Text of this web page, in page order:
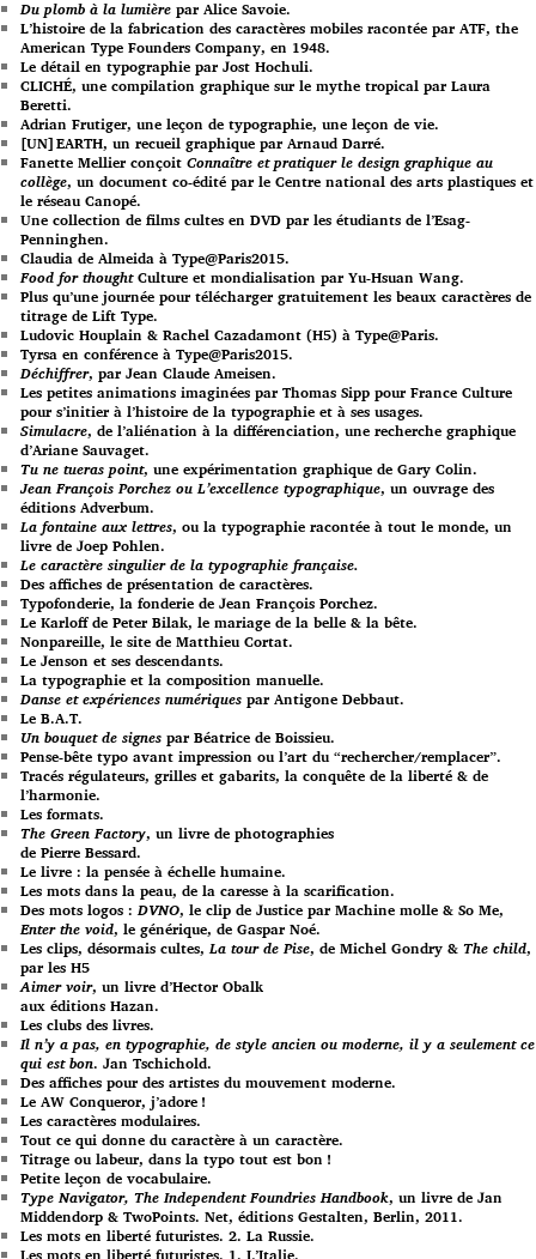
Du plomb à la lumière par Alice Savoie.
L’histoire de la fabrication des caractères mobiles racontée par ATF, the
American Type Founders Company, en 1948.
Le détail en typographie par Jost Hochuli.
CLICHÉ, une compilation graphique sur le mythe tropical par Laura
Beretti.
Adrian Frutiger, une leçon de typographie, une leçon de vie.
[UN]EARTH, un recueil graphique par Arnaud Darré.
Fanette Mellier conçoit Connaître et pratiquer le design graphique au
collège, un document co-édité par le Centre national des arts plastiques et
le réseau Canopé.
Une collection de films cultes en DVD par les étudiants de l’Esag-
Penninghen.
Claudia de Almeida à Type@Paris2015.
Food for thoughtCulture et mondialisation par Yu-Hsuan Wang.
Plus qu’une journée pour télécharger gratuitement les beaux caractères de
titrage de Lift Type.
Ludovic Houplain & Rachel Cazadamont (H5) à Type@Paris.
Tyrsa en conférence à Type@Paris2015.
Déchiffrer, par Jean Claude Ameisen.
Les petites animations imaginées par Thomas Sipp pour France Culture
pour s’initier à l’histoire de la typographie et à ses usages.
Simulacre, de l’aliénation à la différenciation, une recherche graphique
d’Ariane Sauvaget.
Tu ne tueras point, une expérimentation graphique de Gary Colin.
Jean François Porchez ou L’excellence typographique, un ouvrage des
éditions Adverbum.
La fontaine aux lettres, ou la typographie racontée à tout le monde, un
livre de Joep Pohlen.
Le caractère singulier de la typographie française.
Des affiches de présentation de caractères.
Typofonderie, la fonderie de Jean François Porchez.
Le Karloff de Peter Bilak, le mariage de la belle & la bête.
Nonpareille, le site de Matthieu Cortat.
Le Jenson et ses descendants.
La typographie et la composition manuelle.
Danse et expériences numériques par Antigone Debbaut.
Le B.A.T.
Un bouquet de signes par Béatrice de Boissieu.
Pense-bête typo avant impression ou l’art du “rechercher/remplacer”.
Tracés régulateurs, grilles et gabarits, la conquête de la liberté & de
l’harmonie.
Les formats.
The Green Factory, un livre de photographies
de Pierre Bessard.
Le livre : la pensée à échelle humaine.
Les mots dans la peau, de la caresse à la scarification.
Des mots logos :DVNO, le clip de Justice par Machine molle & So Me,
Enter the void, le générique, de Gaspar Noé.
Les clips, désormais cultes,La tour de Pise, de Michel Gondry & The child,
par les H5
Aimer voir, un livre d’Hector Obalk
aux éditions Hazan.
Les clubs des livres.
Il n’y a pas, en typographie, de style ancien ou moderne, il y a seulement ce
qui est bon. Jan Tschichold.
Des affiches pour des artistes du mouvement moderne.
Le AW Conqueror, j’adore !
Les caractères modulaires.
Tout ce qui donne du caractère à un caractère.
Titrage ou labeur, dans la typo tout est bon !
Petite leçon de vocabulaire.
Type Navigator, The Independent Foundries Handbook, un livre de Jan
Middendorp & TwoPoints. Net, éditions Gestalten, Berlin, 2011.
Les mots en liberté futuristes. 2. La Russie.
Les mots en liberté futuristes. 1. L’Italie.